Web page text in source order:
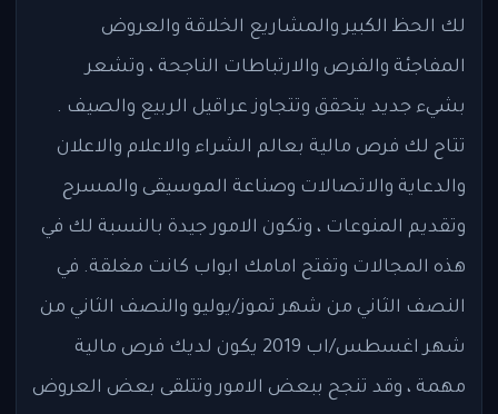
لك الحظ الكبير والمشاريع الخلاقة والعروض
المفاجئة والفرص والارتباطات الناجحة ، وتشعر
بشيء جديد يتحقق وتتجاوز عراقيل الربيع والصيف .
تتاح لك فرص مالية بعالم الشراء والاعلام والاعلان
والدعاية والاتصالات وصناعة الموسيقى والمسرح
وتقديم المنوعات ، وتكون الامور جيدة بالنسبة لك في
هذه المجالات وتفتح امامك ابواب كانت مغلقة. في
النصف الثاني من شهر تموز/يوليو والنصف الثاني من
شهر اغسطس/اب 2019 يكون لديك فرص مالية
مهمة ، وقد تنجح ببعض الامور وتتلقى بعض العروض